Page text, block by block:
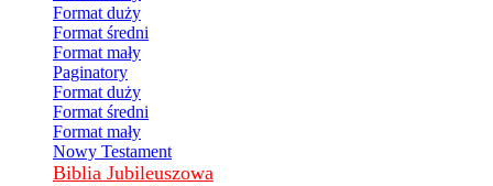
Format duży
Format średni
Format mały
Paginatory
Format duży
Format średni
Format mały
Nowy Testament
Biblia Jubileuszowa